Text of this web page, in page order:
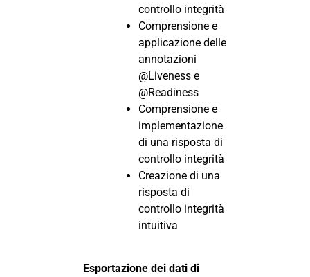
controllo integrità
Comprensione e
applicazione delle
annotazioni
@Liveness e
@Readiness
Comprensione e
implementazione
di una risposta di
controllo integrità
Creazione di una
risposta di
controllo integrità
intuitiva
Esportazione dei dati di